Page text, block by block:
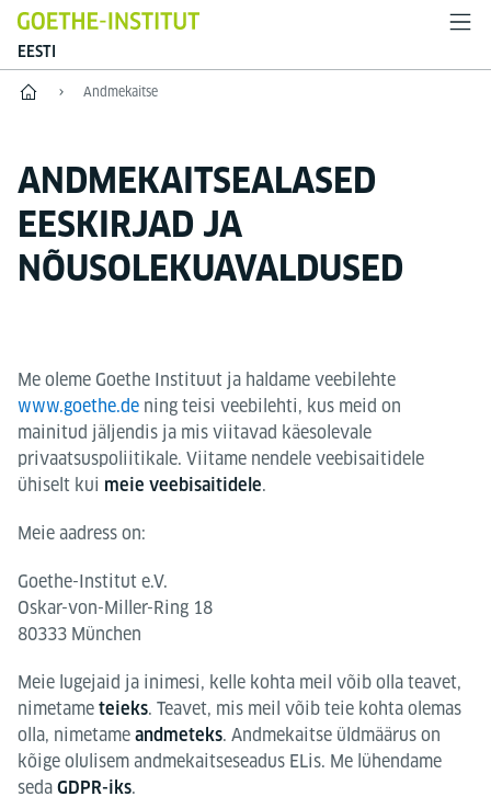
EESTI
Esileht Andmekaitse
ANDMEKAITSEALASED
EESKIRJAD JA
NÕUSOLEKUAVALDUSED
Me oleme Goethe Instituut ja haldame veebilehte
www.goethe.de ning teisi veebilehti, kus meid on
mainitud jäljendis ja mis viitavad käesolevale
privaatsuspoliitikale. Viitame nendele veebisaitidele
ühiselt kui meie veebisaitidele.
Meie aadress on:
Goethe-Institut e.V.
Oskar-von-Miller-Ring 18
80333 München
Meie lugejaid ja inimesi, kelle kohta meil võib olla teavet,
nimetame teieks. Teavet, mis meil võib teie kohta olemas
olla, nimetame andmeteks. Andmekaitse üldmäärus on
kõige olulisem andmekaitseseadus ELis. Me lühendame
seda GDPR-iks.